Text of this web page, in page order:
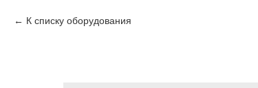
К списку оборудования